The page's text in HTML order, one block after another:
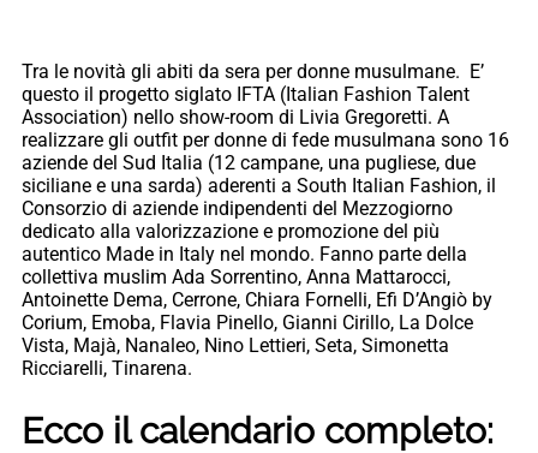
Tra le novità gli abiti da sera per donne musulmane. E’
questo il progetto siglato IFTA (Italian Fashion Talent
Association) nello show-room di Livia Gregoretti. A
realizzare gli outfit per donne di fede musulmana sono 16
aziende del Sud Italia (12 campane, una pugliese, due
siciliane e una sarda) aderenti a South Italian Fashion, il
Consorzio di aziende indipendenti del Mezzogiorno
dedicato alla valorizzazione e promozione del più
autentico Made in Italy nel mondo. Fanno parte della
collettiva muslim Ada Sorrentino, Anna Mattarocci,
Antoinette Dema, Cerrone, Chiara Fornelli, Efi D’Angiò by
Corium, Emoba, Flavia Pinello, Gianni Cirillo, La Dolce
Vista, Majà, Nanaleo, Nino Lettieri, Seta, Simonetta
Ricciarelli, Tinarena.
Ecco il calendario completo: